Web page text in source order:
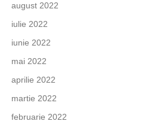
august 2022
iulie 2022
iunie 2022
mai 2022
aprilie 2022
martie 2022
februarie 2022